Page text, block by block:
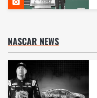
NASCAR NEWS